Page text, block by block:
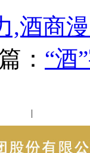
,酒商
“酒
|